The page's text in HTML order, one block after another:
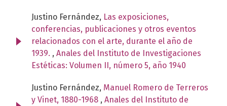
Justino Fernández, Las exposiciones,
conferencias, publicaciones y otros eventos
relacionados con el arte, durante el año de
1939. , Anales del Instituto de Investigaciones
Estéticas: Volumen II, número 5, año 1940
Justino Fernández, Manuel Romero de Terreros
y Vinet, 1880-1968 , Anales del Instituto de